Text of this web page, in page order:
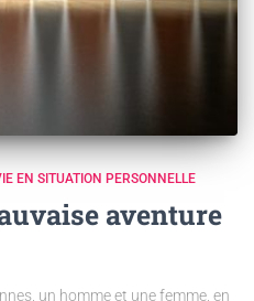
EN SITUATION PERSONNELLE
aventure
un homme et une femme, en